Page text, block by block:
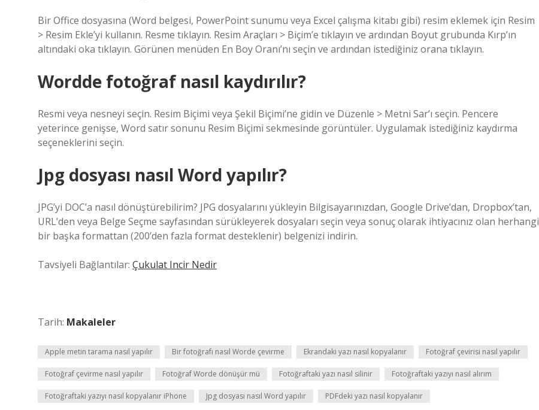
Bir Office dosyasına (Word belgesi, PowerPoint sunumu veya Excel çalışma kitabı gibi) resim eklemek için Resim
> Resim Ekle’yi kullanın. Resme tıklayın. Resim Araçları > Biçim’e tıklayın ve ardından Boyut grubunda Kırp’ın
altındaki oka tıklayın. Görünen menüden En Boy Oranı’nı seçin ve ardından istediğiniz orana tıklayın.
Wordde fotoğraf nasıl kaydırılır?
Resmi veya nesneyi seçin. Resim Biçimi veya Şekil Biçimi’ne gidin ve Düzenle > Metni Sar’ı seçin. Pencere
yeterince genişse, Word satır sonunu Resim Biçimi sekmesinde görüntüler. Uygulamak istediğiniz kaydırma
seçeneklerini seçin.
Jpg dosyası nasıl Word yapılır?
JPG’yi DOC’a nasıl dönüştürebilirim? JPG dosyalarını yükleyin Bilgisayarınızdan, Google Drive’dan, Dropbox’tan,
URL’den veya Belge Seçme sayfasından sürükleyerek dosyaları seçin veya sonuç olarak ihtiyacınız olan herhangi
bir başka formattan (200’den fazla format desteklenir) belgenizi indirin.
Tavsiyeli Bağlantılar: Çukulat Incir Nedir
Tarih: Makaleler
Apple metin tarama nasıl yapılır Bir fotoğrafı nasıl Worde çevirme Ekrandaki yazı nasıl kopyalanır Fotoğraf çevirisi nasıl yapılır
Fotoğraf çevirme nasıl yapılır Fotoğraf Worde dönüşür mü Fotoğraftaki yazı nasıl silinir Fotoğraftaki yazıyı nasıl alırım
Fotoğraftaki yazıyı nasıl kopyalanır iPhone Jpg dosyası nasıl Word yapılır PDFdeki yazı nasıl kopyalanır